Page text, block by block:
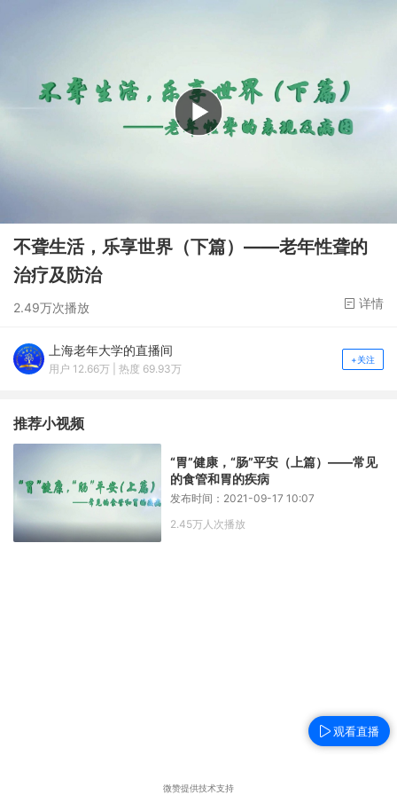
不聋生活，乐享世界（下篇）——老年性聋的
治疗及防治
2.49万次播放 详情
上海老年大学的直播间
用户 12.66万 | 热度 69.93万
+关注
推荐小视频
“胃”健康，“肠”平安（上篇）——常见
的食管和胃的疾病
发布时间：2021-09-17 10:07
2.45万人次播放
微赞提供技术支持
观看直播